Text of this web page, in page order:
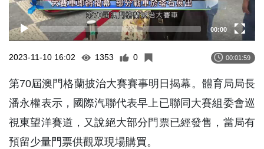
00:00
2023-11-10 16:02 1353 0 00:01:59
第70屆澳門格蘭披治大賽賽事明日揭幕。體育局局長
潘永權表示，國際汽聯代表早上已聯同大賽組委會巡
視東望洋賽道，又說絕大部分門票已經發售，當局有
預留少量門票供觀眾現場購買。